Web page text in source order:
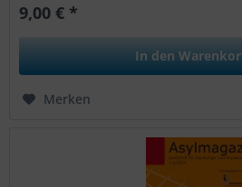
9,00 € *
In den
Merken